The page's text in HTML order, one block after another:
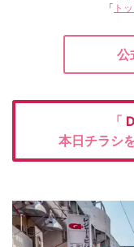
「 ト
公
「
本日チラシ